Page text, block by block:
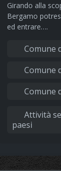
Girando alla
Bergamo
ed entrare….
Comune
Comune
Comune
Attività
paesi